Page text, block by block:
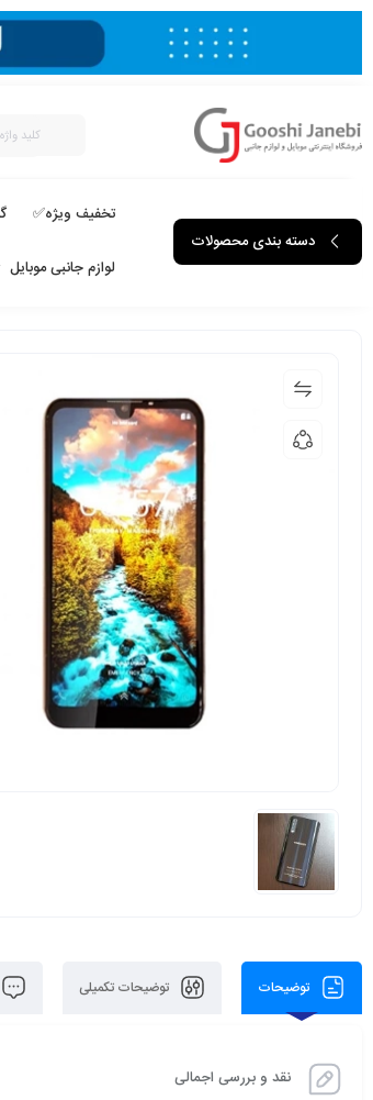
دسته بندی محصولات
تخفیف ویژه✅
لوازم جانبی موبایل
توضیحات توضیحات تکمیلی
نقد و بررسی اجمالی